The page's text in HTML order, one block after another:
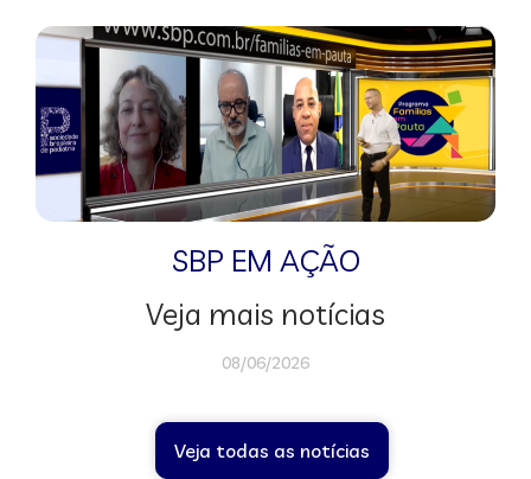
SBP EM AÇÃO
Veja mais notícias
08/06/2026
Veja todas as notícias